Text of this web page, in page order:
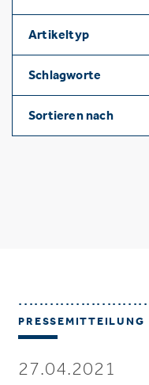
Artikeltyp
Schlagworte
Sortieren nach
PRESSEMITTEILUNG
27.04.2021